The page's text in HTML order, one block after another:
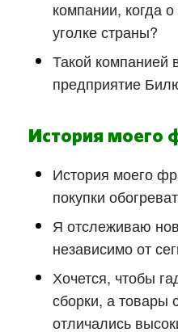
компании, когда
уголке страны?
Такой компанией
предприятие
История моего
История моего
покупки
Я отслеживаю
независимо от
Хочется, чтобы
сборки, а товары
отличались